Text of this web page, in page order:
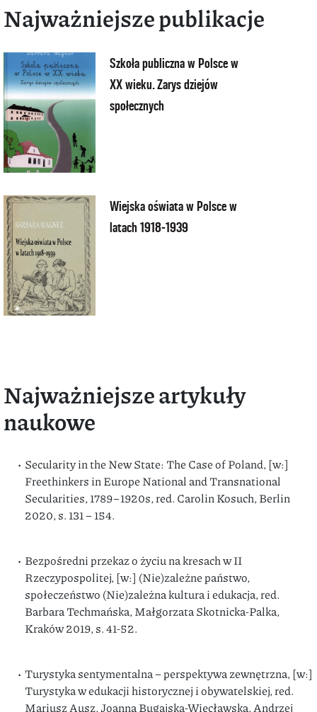
Najważniejsze publikacje
Szkoła publiczna w Polsce w
XX wieku. Zarys dziejów
społecznych
Wiejska oświata w Polsce w
latach 1918-1939
Najważniejsze artykuły
naukowe
Secularity in the New State: The Case of Poland, [w:]
Freethinkers in Europe National and Transnational
Secularities, 1789−1920s, red. Carolin Kosuch, Berlin
2020, s. 131 – 154.
Bezpośredni przekaz o życiu na kresach w II
Rzeczypospolitej, [w:] (Nie)zależne państwo,
społeczeństwo (Nie)zależna kultura i edukacja, red.
Barbara Techmańska, Małgorzata Skotnicka-Palka,
Kraków 2019, s. 41-52.
Turystyka sentymentalna – perspektywa zewnętrzna, [w:]
Turystyka w edukacji historycznej i obywatelskiej, red.
Mariusz Ausz, Joanna Bugajska-Więcławska, Andrzej